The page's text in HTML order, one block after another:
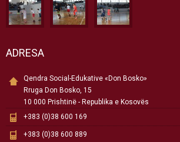
ADRESA
Qendra Social-Edukative «Don Bosko»
Rruga Don Bosko, 15
10 000 Prishtinë - Republika e Kosovës
+383 (0)38 600 169
+383 (0)38 600 889